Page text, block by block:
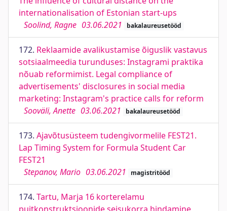
internationalisation of Estonian start-ups
Soolind, Ragne 03.06.2021 bakalaureusetööd
172. Reklaamide avalikustamise õiguslik vastavus
sotsiaalmeedia turunduses: Instagrami praktika
nõuab reformimist. Legal compliance of
advertisements' disclosures in social media
marketing: Instagram's practice calls for reform
Sooväli, Anette 03.06.2021 bakalaureusetööd
173. Ajavõtusüsteem tudengivormelile FEST21.
Lap Timing System for Formula Student Car
FEST21
Stepanov, Mario 03.06.2021 magistritööd
174. Tartu, Marja 16 korterelamu